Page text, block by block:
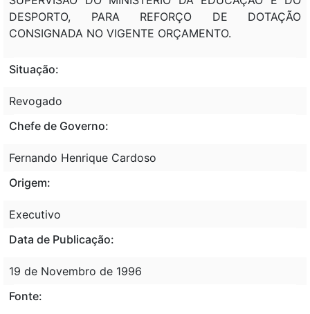
DESPORTO, PARA REFORÇO DE DOTAÇÃO
CONSIGNADA NO VIGENTE ORÇAMENTO.
Situação:
Revogado
Chefe de Governo:
Fernando Henrique Cardoso
Origem:
Executivo
Data de Publicação:
19 de Novembro de 1996
Fonte: